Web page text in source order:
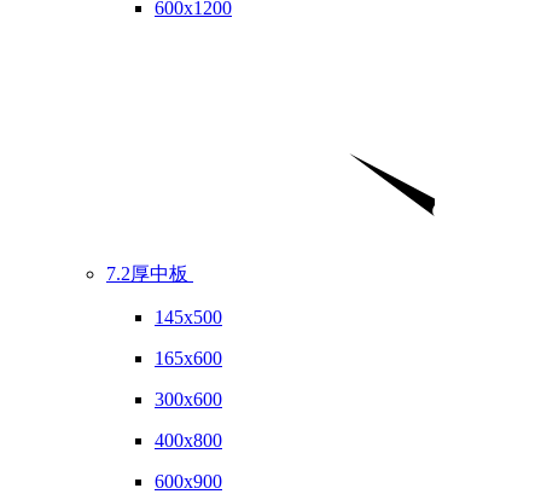
600x1200
7.2厚中板
145x500
165x600
300x600
400x800
600x900